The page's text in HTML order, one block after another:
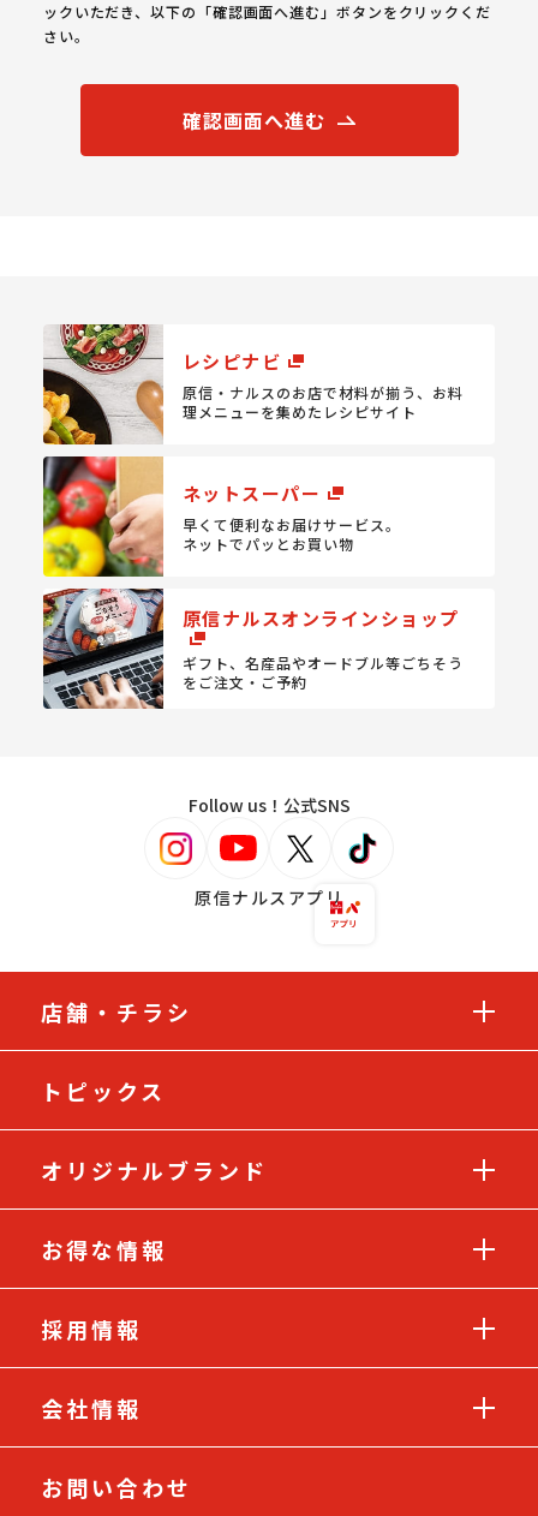
ックいただき、以下の「確認画面へ進む」ボタンをクリックくだ
さい。
確認画面へ進む
レシピナビ
原信・ナルスのお店で材料が揃う、 お料
理メニューを集めたレシピサイト
ネットスーパー
早くて便利なお届けサービス。
ネットでパッとお買い物
原信ナルスオンラインショップ
ギフト、名産品やオードブル等ごちそう
をご注文・ご予約
Follow us！公式SNS
原信ナルスアプリ
店舗・チラシ
トピックス
オリジナルブランド
お得な情報
採用情報
会社情報
お問い合わせ